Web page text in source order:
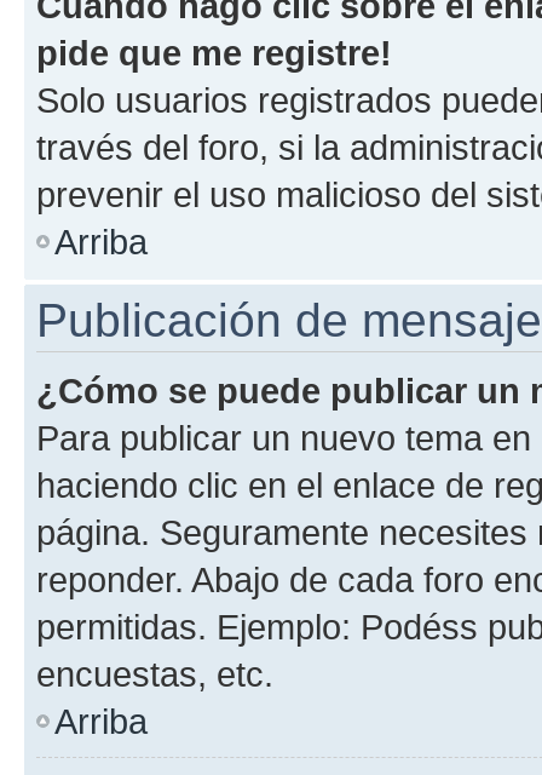
pide que me registre!
Solo usuarios registrados
través del foro, si la
prevenir el uso malicioso del
Arriba
Publicación de
¿Cómo se puede publicar un
Para publicar un nuevo tema
haciendo clic en el enlace de
página. Seguramente
reponder. Abajo de cada foro
permitidas. Ejemplo: Podéss
encuestas, etc.
Arriba